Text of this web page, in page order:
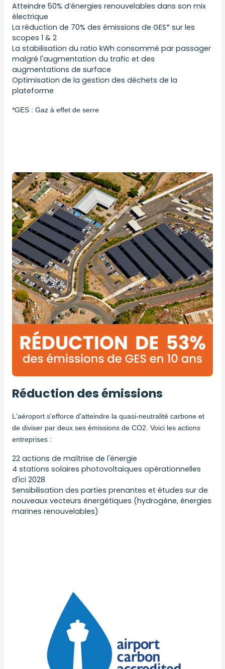
Atteindre 50% d’énergies renouvelables dans son mix
électrique
La réduction de 70% des émissions de GES* sur les
scopes 1 & 2
La stabilisation du ratio kWh consommé par passager
malgré l'augmentation du trafic et des
augmentations de surface
Optimisation de la gestion des déchets de la
plateforme
*GES : Gaz à effet de serre
Réduction des émissions
L'aéroport s'efforce d'atteindre la quasi-neutralité carbone et
de diviser par deux ses émissions de CO2. Voici les actions
entreprises :
22 actions de maîtrise de l'énergie
4 stations solaires photovoltaïques opérationnelles
d'ici 2028
Sensibilisation des parties prenantes et études sur de
nouveaux vecteurs énergétiques (hydrogène, énergies
marines renouvelables)